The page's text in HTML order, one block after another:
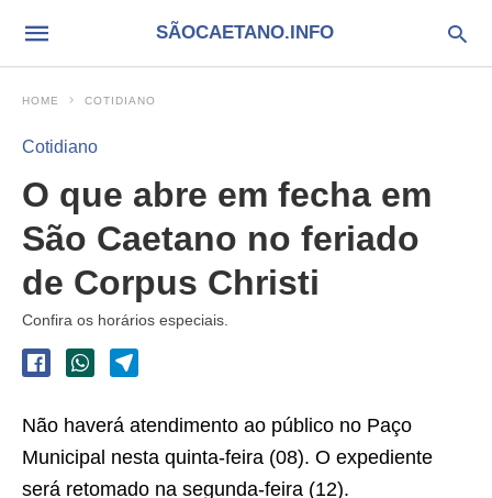
SÃOCAETANO.INFO
HOME COTIDIANO
Cotidiano
O que abre em fecha em
São Caetano no feriado
de Corpus Christi
Confira os horários especiais.
Não haverá atendimento ao público no Paço
Municipal nesta quinta-feira (08). O expediente
será retomado na segunda-feira (12).